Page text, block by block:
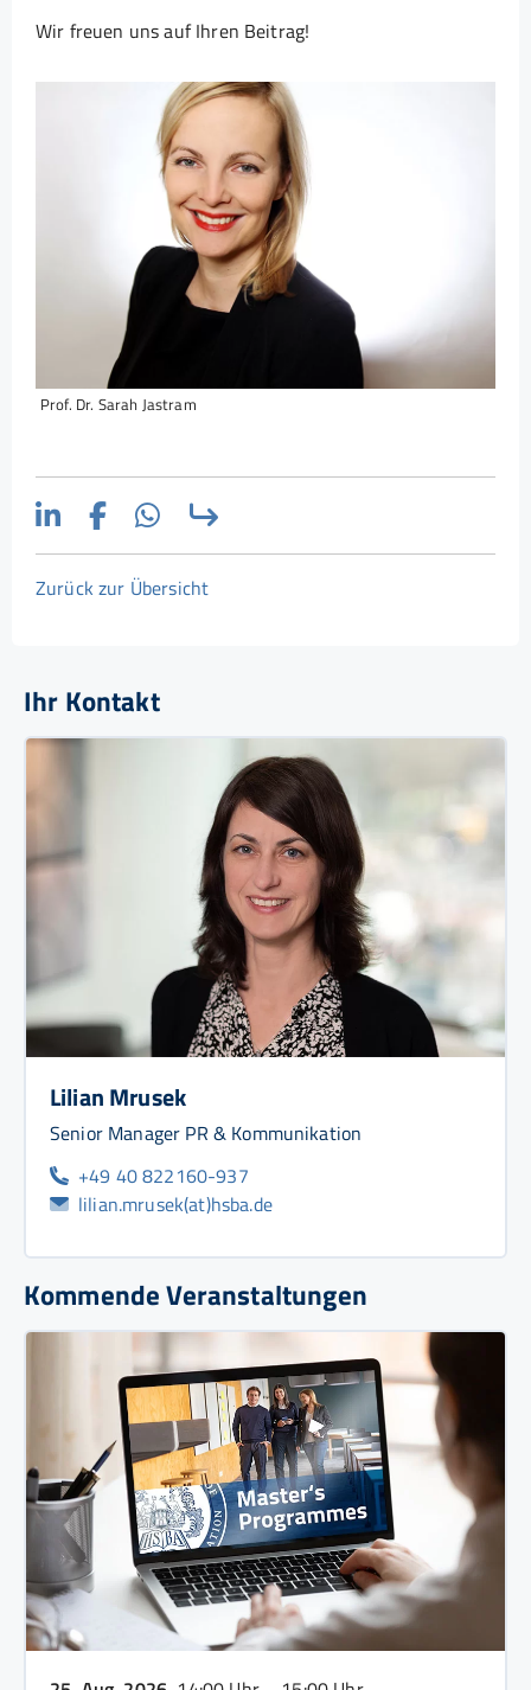
Wir freuen uns auf Ihren Beitrag!
Prof. Dr. Sarah Jastram
Zurück zur Übersicht
Ihr Kontakt
Lilian Mrusek
Senior Manager PR & Kommunikation
+49 40 822160-937
lilian.mrusek(at)hsba.de
Kommende Veranstaltungen